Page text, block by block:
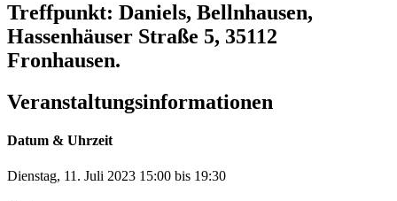
Treffpunkt: Daniels, Bellnhausen,
Hassenhäuser Straße 5, 35112
Fronhausen.
Veranstaltungsinformationen
Datum & Uhrzeit
Dienstag, 11. Juli 2023 15:00 bis 19:30